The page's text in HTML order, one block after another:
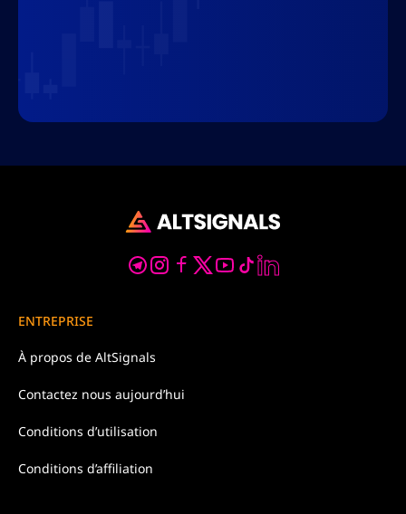
ENTREPRISE
À propos de AltSignals
Contactez nous aujourd’hui
Conditions d’utilisation
Conditions d’affiliation